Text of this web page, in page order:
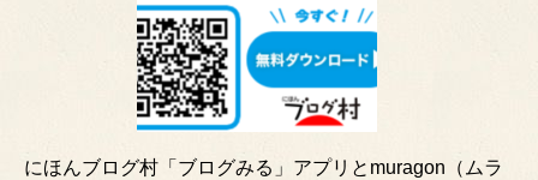
にほんブログ村「ブログみる」アプリとmuragon（ムラ